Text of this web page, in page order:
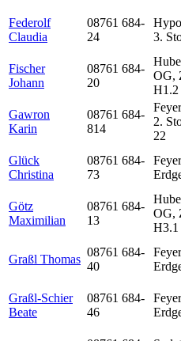
Federolf
Claudia
08761 684-
24
3.
Fischer
Johann
08761 684-
20
OG,
H1.2
Gawron
Karin
08761 684-
814
2.
22
Glück
Christina
08761 684-
73
Götz
Maximilian
08761 684-
13
OG,
H3.1
Graßl Thomas
08761 684-
40
Graßl-Schier
Beate
08761 684-
46